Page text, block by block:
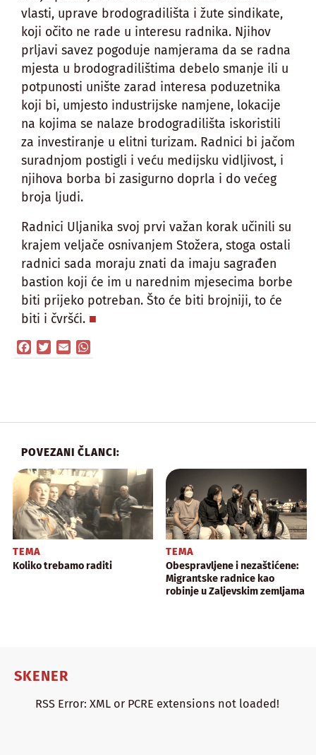
vlasti, uprave brodogradilišta i žute sindikate,
koji očito ne rade u interesu radnika. Njihov
prljavi savez pogoduje namjerama da se radna
mjesta u brodogradilištima debelo smanje ili u
potpunosti unište zarad interesa poduzetnika
koji bi, umjesto industrijske namjene, lokacije
na kojima se nalaze brodogradilišta iskoristili
za investiranje u elitni turizam. Radnici bi jačom
suradnjom postigli i veću medijsku vidljivost, i
njihova borba bi zasigurno doprla i do većeg
broja ljudi.
Radnici Uljanika svoj prvi važan korak učinili su
krajem veljače osnivanjem Stožera, stoga ostali
radnici sada moraju znati da imaju sagrađen
bastion koji će im u narednim mjesecima borbe
biti prijeko potreban. Što će biti brojniji, to će
biti i čvršći.
Facebook
TwitterEmail
POVEZANI ČLANCI:
TEMA
Koliko trebamo raditi
TEMA
Obespravljene i nezaštićene:
Migrantske radnice kao
robinje u Zaljevskim zemljama
SKENER
RSS Error: XML or PCRE extensions not loaded!